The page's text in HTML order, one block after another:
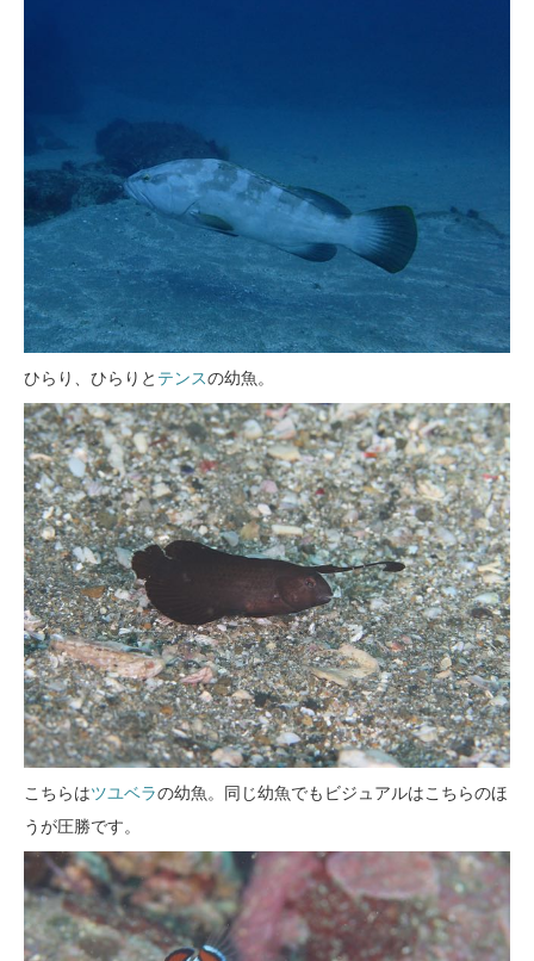
ひらり、ひらりと テンスの幼魚。
こちらはツユベラの幼魚。同じ幼魚でもビジュアルはこちらのほ
うが圧勝です。